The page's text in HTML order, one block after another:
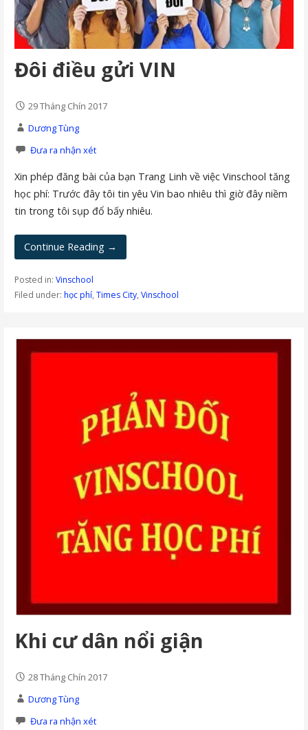
Đôi điều gửi VIN
29 Tháng Chín 2017
Dương Tùng
Đưa ra nhận xét
Xin phép đăng bài của bạn Trang Linh về việc Vinschool tăng
học phí: Trước đây tôi tin yêu Vin bao nhiêu thì giờ đây niềm
tin trong tôi sụp đổ bấy nhiêu.
Continue Reading →
Posted in: Vinschool
Filed under: học phí, Times City, Vinschool
Khi cư dân nổi giận
28 Tháng Chín 2017
Dương Tùng
Đưa ra nhận xét